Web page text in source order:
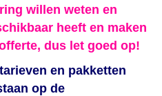
willen weten en
heeft en maken
dus let goed op!
en pakketten
op de